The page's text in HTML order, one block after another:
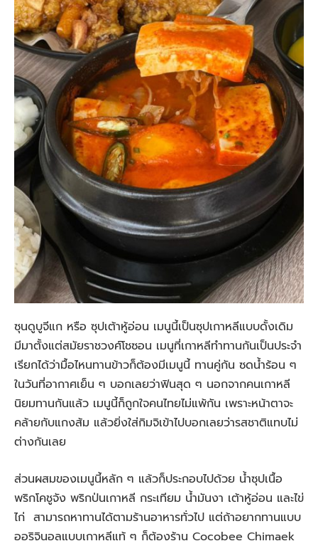
ซุนดูบูจีแก หรือ ซุปเต้าหู้อ่อน เมนูนี้เป็นซุปเกาหลีแบบดั้งเดิม
มีมาตั้งแต่สมัยราชวงศ์โชซอน เมนูที่เกาหลีทำทานกันเป็นประจำ
เรียกได้ว่ามื้อไหนทานข้าวก็ต้องมีเมนูนี้ ทานคู่กัน ซดน้ำร้อน ๆ
ในวันที่อากาศเย็น ๆ บอกเลยว่าฟินสุด ๆ นอกจากคนเกาหลี
นิยมทานกันแล้ว เมนูนี้ก็ถูกใจคนไทยไม่แพ้กัน เพราะหน้าตาจะ
คล้ายกับแกงส้ม แล้วยิ่งใส่กิมจิเข้าไปบอกเลยว่ารสชาติแทบไม่
ต่างกันเลย
ส่วนผสมของเมนูนี้หลัก ๆ แล้วก็ประกอบไปด้วย น้ำซุปเนื้อ
พริกโคชูจัง พริกป่นเกาหลี กระเทียม น้ำมันงา เต้าหู้อ่อน และไข่
ไก่ สามารถหาทานได้ตามร้านอาหารทั่วไป แต่ถ้าอยากทานแบบ
ออริจินอลแบบเกาหลีแท้ ๆ ก็ต้องร้าน Cocobee Chimaek